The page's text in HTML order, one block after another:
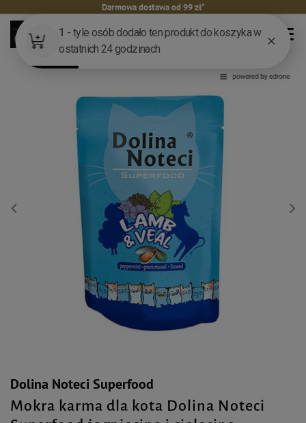
Darmowa dostawa od 99 zł*
Dolina Noteci Superfood
Mokra karma dla kota Dolina Noteci